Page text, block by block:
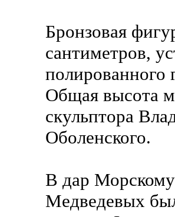
Бронзовая
сантиметров,
полированного
Общая высота
скульптора
Оболенского.
В дар
Медведевых